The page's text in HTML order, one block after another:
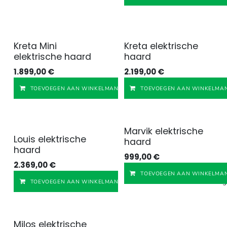
Kreta Mini
elektrische haard
1.899,00€
TOEVOEGEN AAN WINKELMANDJE Toevoegen aan
Kreta elektrische
haard
2.199,00€
TOEVOEGEN AAN
Louis elektrische
haard
2.369,00€
TOEVOEGEN AAN WINKELMANDJE Toevoegen aan
Marvik elektrische
haard
999,00€
TOEVOEGEN AAN
Milos elektrische